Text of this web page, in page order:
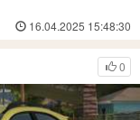
16.04.2025 15:48:30
0